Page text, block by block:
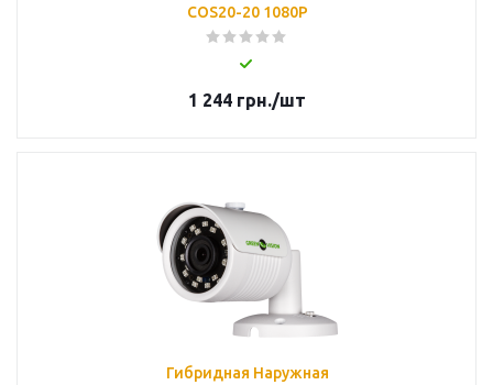
COS20-20 1080Р
1 244 грн./шт
Гибридная Наружная